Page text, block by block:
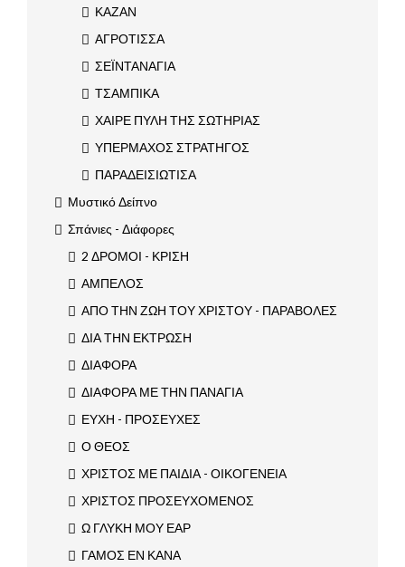
ΚΑΖΑΝ
ΑΓΡΟΤΙΣΣΑ
ΣΕΪΝΤΑΝΑΓΙΑ
ΤΣΑΜΠΙΚΑ
ΧΑΙΡΕ ΠΥΛΗ ΤΗΣ ΣΩΤΗΡΙΑΣ
ΥΠΕΡΜΑΧΟΣ ΣΤΡΑΤΗΓΟΣ
ΠΑΡΑΔΕΙΣΙΩΤΙΣΑ
Μυστικό Δείπνο
Σπάνιες - Διάφορες
2 ΔΡΟΜΟΙ - ΚΡΙΣΗ
ΑΜΠΕΛΟΣ
ΑΠΟ ΤΗΝ ΖΩΗ ΤΟΥ ΧΡΙΣΤΟΥ - ΠΑΡΑΒΟΛΕΣ
ΔΙΑ ΤΗΝ ΕΚΤΡΩΣΗ
ΔΙΑΦΟΡΑ
ΔΙΑΦΟΡΑ ΜΕ ΤΗΝ ΠΑΝΑΓΙΑ
ΕΥΧΗ - ΠΡΟΣΕΥΧΕΣ
Ο ΘΕΟΣ
ΧΡΙΣΤΟΣ ΜΕ ΠΑΙΔΙΑ - ΟΙΚΟΓΕΝΕΙΑ
ΧΡΙΣΤΟΣ ΠΡΟΣΕΥΧΟΜΕΝΟΣ
Ω ΓΛΥΚΗ ΜΟΥ ΕΑΡ
ΓΑΜΟΣ ΕΝ ΚΑΝΑ